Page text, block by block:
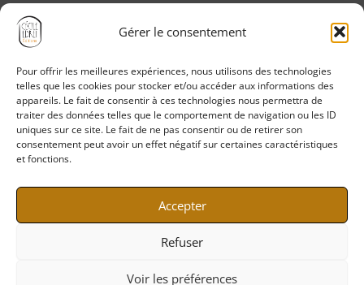
Gérer le consentement
Pour offrir les meilleures expériences, nous utilisons des technologies
telles que les cookies pour stocker et/ou accéder aux informations des
appareils. Le fait de consentir à ces technologies nous permettra de
traiter des données telles que le comportement de navigation ou les ID
uniques sur ce site. Le fait de ne pas consentir ou de retirer son
consentement peut avoir un effet négatif sur certaines caractéristiques
et fonctions.
Accepter
Refuser
Voir les préférences
Politique de confidentialité
Mentions légales
CGV
CGU